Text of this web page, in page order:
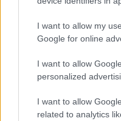
I want to allow my
Google for online
I want to allow
personalized
I want to allow
related to analytics
Sportmagazine: notizie,
calcio, basket, tennis,
nazionali e internazionali,
interviste ai protagonisti e